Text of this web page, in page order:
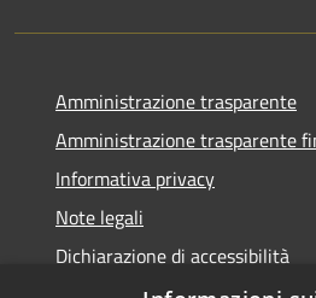
Amministrazione trasparente
Amministrazione trasparente
Informativa privacy
Note legali
Dichiarazione di accessibilità